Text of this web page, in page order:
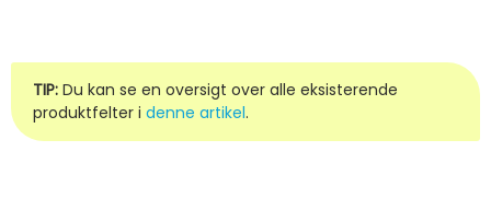
TIP: Du kan se en oversigt over alle eksisterende
produktfelter i denne artikel.